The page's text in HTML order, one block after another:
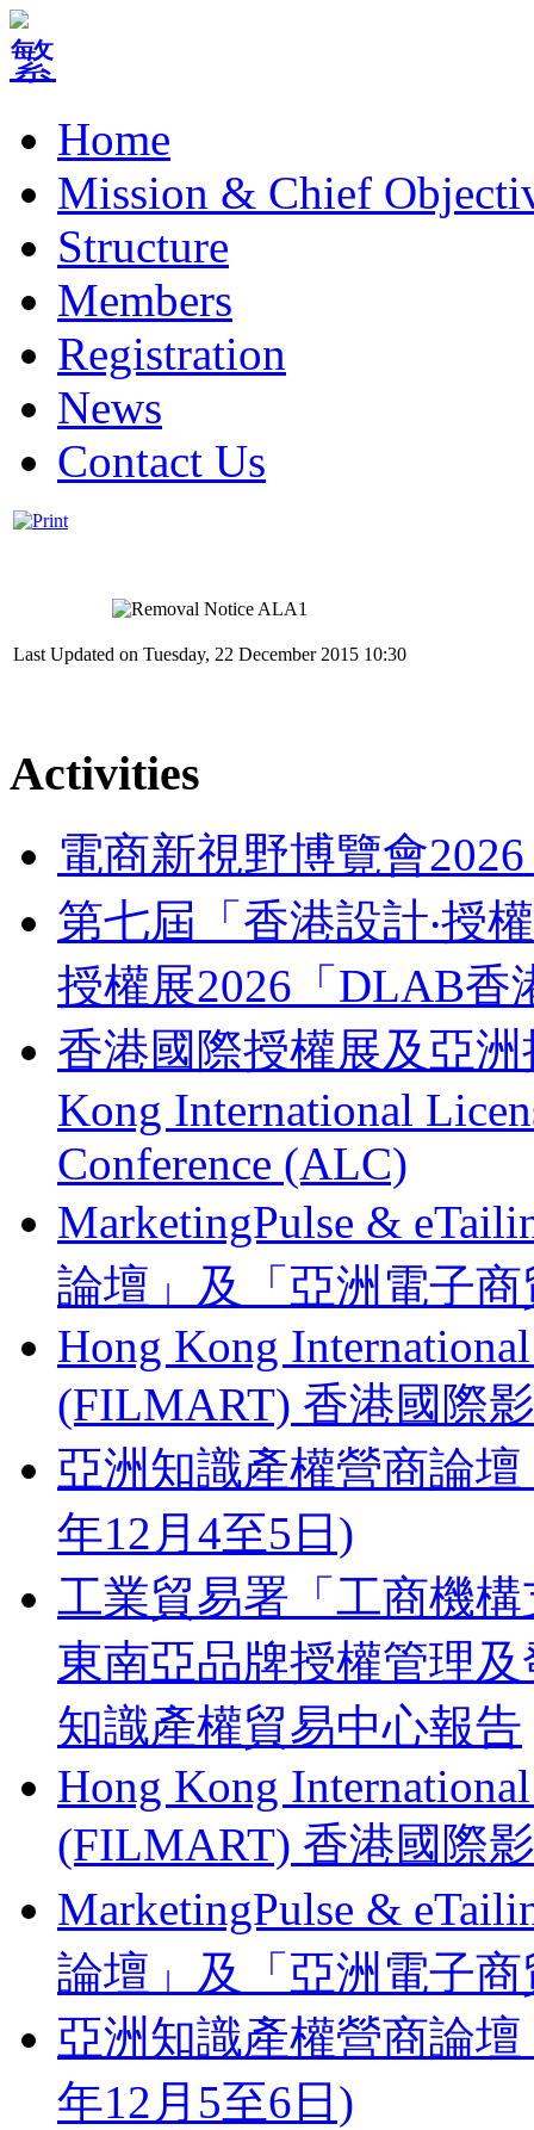
Home
Mission & Chief
Structure
Members
Registration
News
Contact Us
Last Updated on Tuesday, 22 December 2015 10:30
Activities
電商新視野博覽會
第七屆「香港設計‧授
授權展2026「DLAB香
香港國際授權展及亞
Kong International
Conference (ALC)
MarketingPulse &
論壇」及「亞洲電子商
Hong Kong
(FILMART) 香港國際
亞洲知識產權營商論壇
年12月4至5日)
工業貿易署「工商機
東南亞品牌授權管理
知識產權貿易中心報告
Hong Kong
(FILMART) 香港國際
MarketingPulse &
論壇」及「亞洲電子商
亞洲知識產權營商論壇
年12月5至6日)